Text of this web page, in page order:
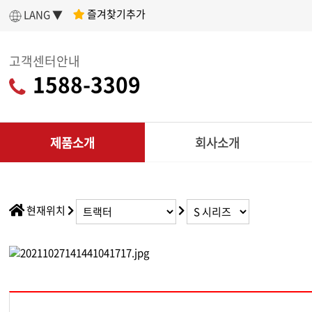
LANG ▼ 즐겨찾기추가
고객센터안내
1588-3309
제품소개
어떤 제품을 구매할지 고민이라면?
나에게 딱 맞는
제품 찾기
회사소개
아세아텍 소개
인증현황
현재위치